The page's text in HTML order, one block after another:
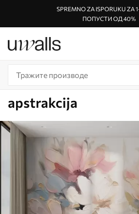
SPREMNO ZA ISPORUKU ZA
ПОПУСТИ ОД 40%
apstrakcija